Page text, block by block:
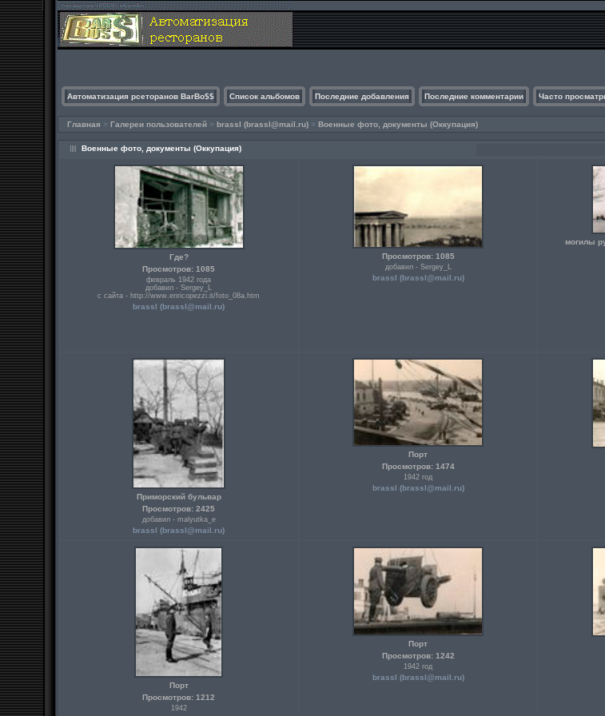
Автоматизация рсеторанов BarBo$$ Список альбомов Последние добавления Последние комментарии Часто
Главная > Галереи пользователей > brassl (brassl@mail.ru) > Военные фото, документы (Оккупация)
Военные фото, документы (Оккупация)
Где?
Просмотров: 1085
февраль 1942 года
добавил - Sergey_L
с сайта - http://www.enricopezzi.it/foto_08a.htm
brassl (brassl@mail.ru)
Просмотров: 1085
добавил - Sergey_L
brassl (brassl@mail.ru)
могилы
Приморский бульвар
Просмотров: 2425
добавил - malyutka_e
brassl (brassl@mail.ru)
Порт
Просмотров: 1474
1942 год
brassl (brassl@mail.ru)
Порт
Просмотров: 1212
1942
Порт
Просмотров: 1242
1942 год
brassl (brassl@mail.ru)